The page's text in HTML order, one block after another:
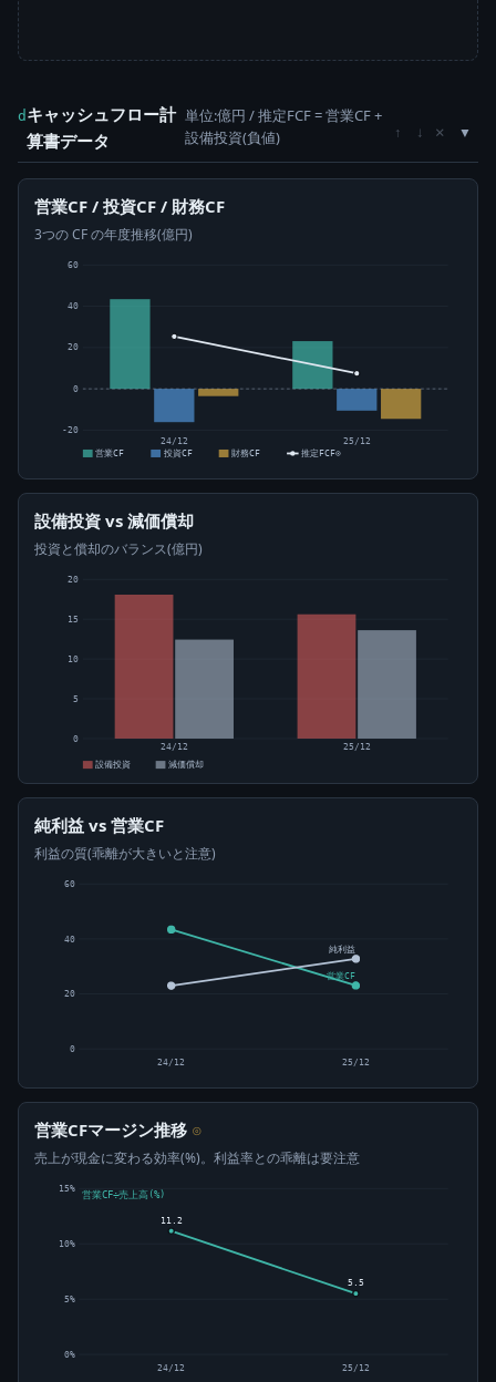
d キャッシュフロー計
算書データ
単位:億円 / 推定FCF = 営業CF +
設備投資(負値)
↑ ↓ ×
営業CF / 投資CF / 財務CF
3つの CF の年度推移(億円)
-20
0
20
40
60
24/12
25/12
営業CF
投資CF 財務CF 推定FCF⊙
設備投資 vs 減価償却
投資と償却のバランス(億円)
0
5
10
15
20
24/12
25/12
設備投資
減価償却
純利益 vs 営業CF
利益の質(乖離が大きいと注意)
0
20
40
60
営業CF
純利益
24/12 25/12
営業CFマージン推移 ⊙
売上が現金に変わる効率(%)。利益率との乖離は要注意
0%
5%
10%
15%
11.2
24/12
5.5
25/12
営業CF÷売上高(%)